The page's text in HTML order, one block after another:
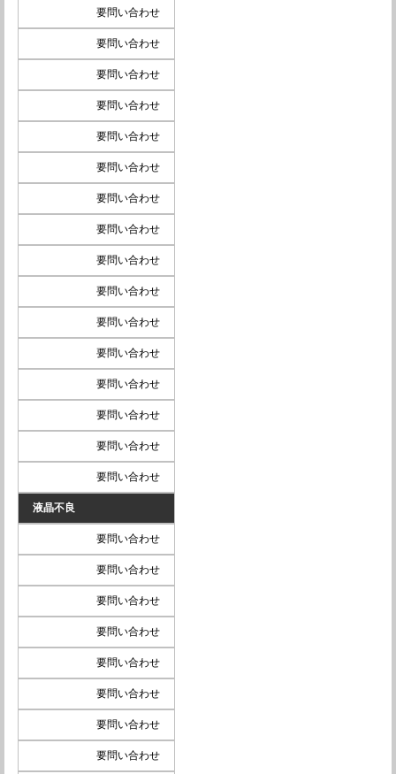
要問い合わせ
要問い合わせ
要問い合わせ
要問い合わせ
要問い合わせ
要問い合わせ
要問い合わせ
要問い合わせ
要問い合わせ
要問い合わせ
要問い合わせ
要問い合わせ
要問い合わせ
要問い合わせ
要問い合わせ
要問い合わせ
液晶不良
要問い合わせ
要問い合わせ
要問い合わせ
要問い合わせ
要問い合わせ
要問い合わせ
要問い合わせ
要問い合わせ